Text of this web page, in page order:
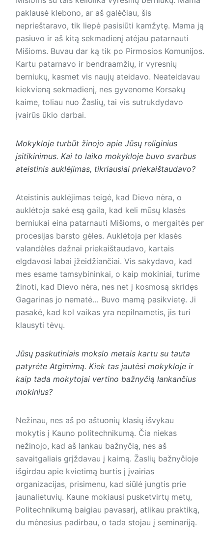
paklausė klebono, ar aš galėčiau, šis
neprieštaravo, tik liepė pasisiūti kamžytę. Mama ją
pasiuvo ir aš kitą sekmadienį atėjau patarnauti
Mišioms. Buvau dar ką tik po Pirmosios Komunijos.
Kartu patarnavo ir bendraamžių, ir vyresnių
berniukų, kasmet vis naujų ateidavo. Neateidavau
kiekvieną sekmadienį, nes gyvenome Korsakų
kaime, toliau nuo Žaslių, tai vis sutrukdydavo
įvairūs ūkio darbai.
Mokykloje turbūt žinojo apie Jūsų religinius
įsitikinimus. Kai to laiko mokykloje buvo svarbus
ateistinis auklėjimas, tikriausiai priekaištaudavo?
Ateistinis auklėjimas teigė, kad Dievo nėra, o
auklėtoja sakė esą gaila, kad keli mūsų klasės
berniukai eina patarnauti Mišioms, o mergaitės per
procesijas barsto gėles. Auklėtoja per klasės
valandėles dažnai priekaištaudavo, kartais
elgdavosi labai įžeidžiančiai. Vis sakydavo, kad
mes esame tamsybininkai, o kaip mokiniai, turime
žinoti, kad Dievo nėra, nes net į kosmosą skridęs
Gagarinas jo nematė… Buvo mamą pasikvietę. Ji
pasakė, kad kol vaikas yra nepilnametis, jis turi
klausyti tėvų.
Jūsų paskutiniais mokslo metais kartu su tauta
patyrėte Atgimimą. Kiek tas jautėsi mokykloje ir
kaip tada mokytojai vertino bažnyčią lankančius
mokinius?
Nežinau, nes aš po aštuonių klasių išvykau
mokytis į Kauno politechnikumą. Čia niekas
nežinojo, kad aš lankau bažnyčią, nes aš
savaitgaliais grįždavau į kaimą. Žaslių bažnyčioje
išgirdau apie kvietimą burtis į įvairias
organizacijas, prisimenu, kad siūlė jungtis prie
jaunalietuvių. Kaune mokiausi pusketvirtų metų,
Politechnikumą baigiau pavasarį, atlikau praktiką,
du mėnesius padirbau, o tada stojau į seminariją.